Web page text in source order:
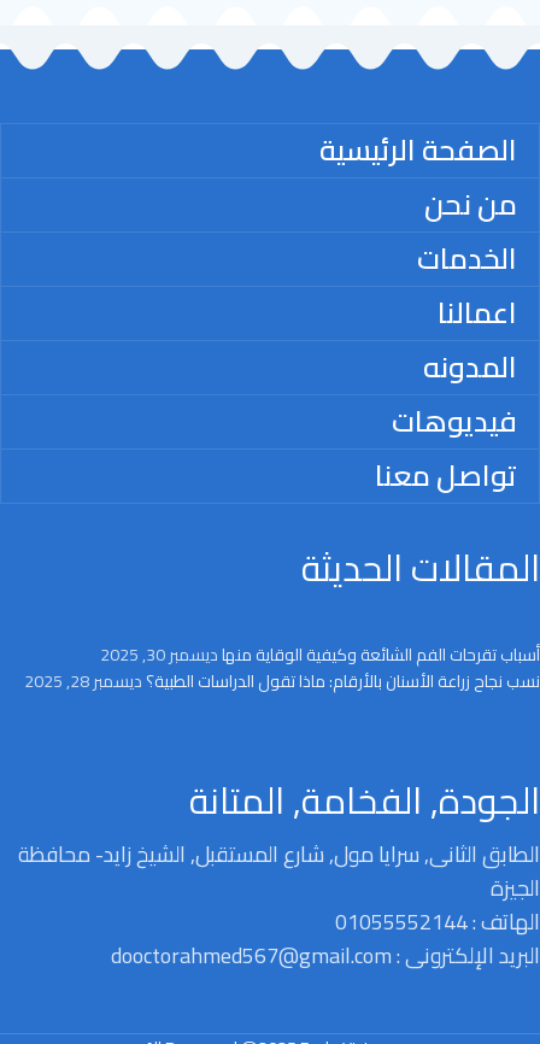
الصفحة الرئيسية
من نحن
الخدمات
اعمالنا
المدونه
فيديوهات
تواصل معنا
المقالات الحديثة
أسباب تقرحات الفم الشائعة وكيفية الوقاية منهاديسمبر 30, 2025
نسب نجاح زراعة الأسنان بالأرقام: ماذا تقول الدراسات الطبية؟ديسمبر 28, 2025
الجودة, الفخامة, المتانة
الطابق الثانى, سرايا مول, شارع المستقبل, الشيخ زايد- محافظة
الجيزة
الهاتف : 01055552144
البريد الإلكترونى : dooctorahmed567@gmail.com